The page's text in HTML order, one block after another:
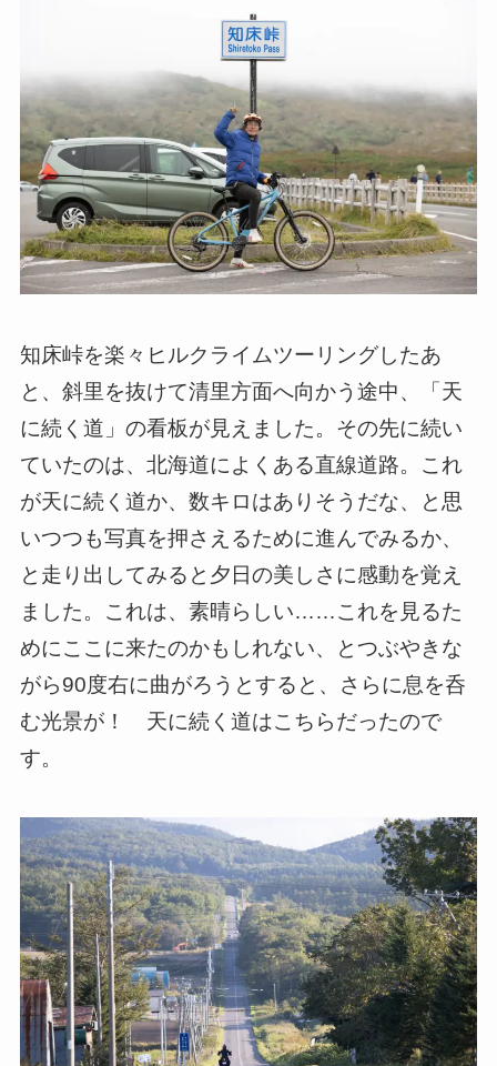
知床峠を楽々ヒルクライムツーリングしたあ
と、斜里を抜けて清里方面へ向かう途中、「天
に続く道」の看板が見えました。その先に続い
ていたのは、北海道によくある直線道路。これ
が天に続く道か、数キロはありそうだな、と思
いつつも写真を押さえるために進んでみるか、
と走り出してみると夕日の美しさに感動を覚え
ました。これは、素晴らしい……これを見るた
めにここに来たのかもしれない、とつぶやきな
がら90度右に曲がろうとすると、さらに息を呑
む光景が！ 天に続く道はこちらだったので
す。